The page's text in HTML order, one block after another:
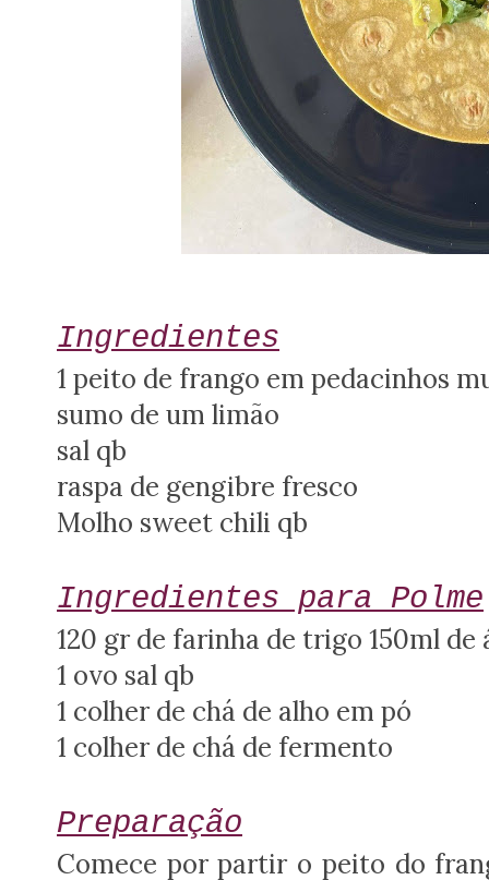
Ingredientes
1 peito de frango em pedacinhos
sumo de um limão
sal qb
raspa de gengibre fresco
Molho sweet chili qb
Ingredientes para Polme
120 gr de farinha de trigo 150ml de
1 ovo sal qb
1 colher de chá de alho em pó
1 colher de chá de fermento
Preparação
Comece por partir o peito do